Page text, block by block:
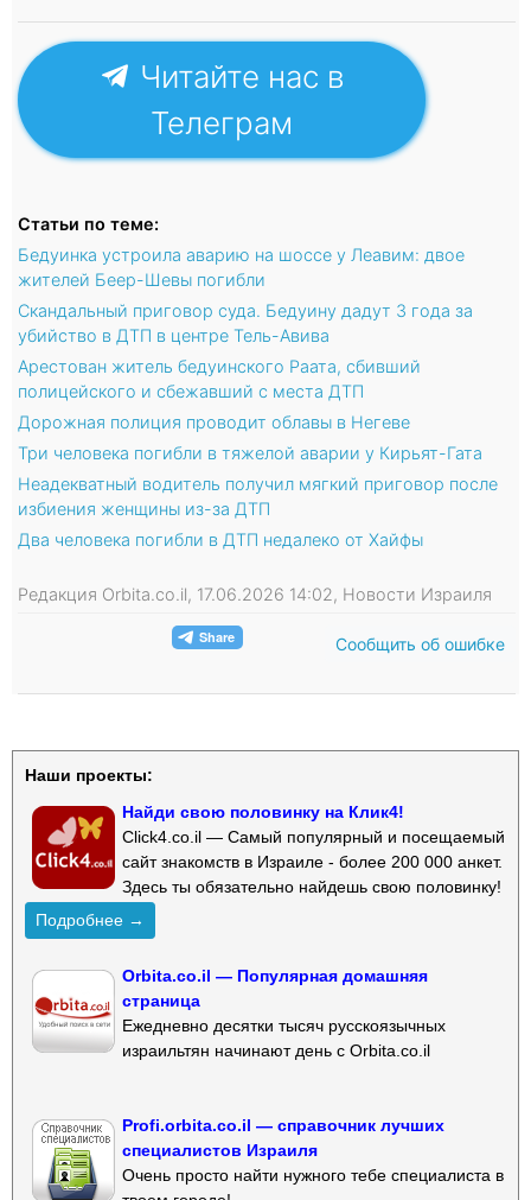
Читайте нас в
Телеграм
Статьи по теме:
Бедуинка устроила аварию на шоссе у Леавим: двое
жителей Беер-Шевы погибли
Скандальный приговор суда. Бедуину дадут 3 года за
убийство в ДТП в центре Тель-Авива
Арестован житель бедуинского Раата, сбивший
полицейского и сбежавший с места ДТП
Дорожная полиция проводит облавы в Негеве
Три человека погибли в тяжелой аварии у Кирьят-Гата
Неадекватный водитель получил мягкий приговор после
избиения женщины из-за ДТП
Два человека погибли в ДТП недалеко от Хайфы
Редакция Orbita.co.il, 17.06.2026 14:02, Новости Израиля
Сообщить об ошибке
Наши проекты:
Найди свою половинку на Клик4!
Click4.co.il — Самый популярный и посещаемый
сайт знакомств в Израиле - более 200 000 анкет.
Здесь ты обязательно найдешь свою половинку!
Подробнее →
Orbita.co.il — Популярная домашняя
страница
Ежедневно десятки тысяч русскоязычных
израильтян начинают день с Orbita.co.il
Profi.orbita.co.il — справочник лучших
специалистов Израиля
Очень просто найти нужного тебе специалиста в